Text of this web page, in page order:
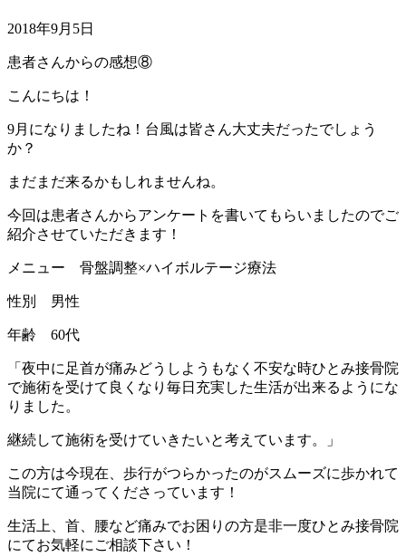
2018年9月5日
患者さんからの感想⑧
こんにちは！
9月になりましたね！台風は皆さん大丈夫だったでしょう
か？
まだまだ来るかもしれませんね。
今回は患者さんからアンケートを書いてもらいましたのでご
紹介させていただきます！
メニュー 骨盤調整×ハイボルテージ療法
性別 男性
年齢 60代
「夜中に足首が痛みどうしようもなく不安な時ひとみ接骨院
で施術を受けて良くなり毎日充実した生活が出来るようにな
りました。
継続して施術を受けていきたいと考えています。」
この方は今現在、歩行がつらかったのがスムーズに歩かれて
当院にて通ってくださっています！
生活上、首、腰など痛みでお困りの方是非一度ひとみ接骨院
にてお気軽にご相談下さい！